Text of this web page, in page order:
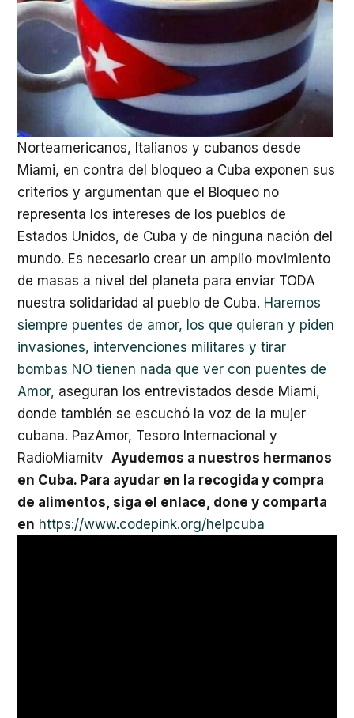
Norteamericanos, Italianos y cubanos desde
Miami, en contra del bloqueo a Cuba exponen sus
criterios y argumentan que el Bloqueo no
representa los intereses de los pueblos de
Estados Unidos, de Cuba y de ninguna nación del
mundo. Es necesario crear un amplio movimiento
de masas a nivel del planeta para enviar TODA
nuestra solidaridad al pueblo de Cuba. Haremos
siempre puentes de amor, los que quieran y piden
invasiones, intervenciones militares y tirar
bombas NO tienen nada que ver con puentes de
Amor, aseguran los entrevistados desde Miami,
donde también se escuchó la voz de la mujer
cubana. PazAmor, Tesoro Internacional y
RadioMiamitv Ayudemos a nuestros hermanos
en Cuba. Para ayudar en la recogida y compra
de alimentos, siga el enlace, done y comparta
en https://www.codepink.org/helpcuba